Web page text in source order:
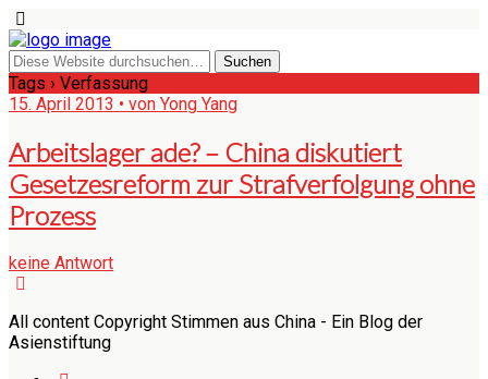
Tags › Verfassung
15. April 2013 • von Yong Yang
Arbeitslager ade? – China diskutiert
Gesetzesreform zur Strafverfolgung ohne
Prozess
keine Antwort
All content Copyright Stimmen aus China - Ein Blog der
Asienstiftung